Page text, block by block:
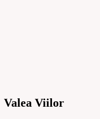
Valea Viilor